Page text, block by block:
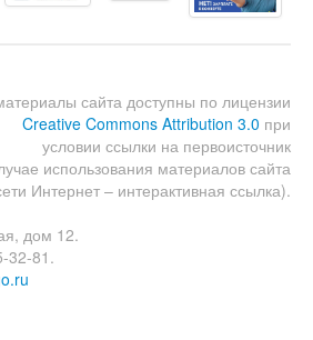
сайта доступны по лицензии
Creative Commons Attribution 3.0 при
условии ссылки на первоисточник
использования материалов сайта
Интернет – интерактивная ссылка).
дом 12.
32-81.